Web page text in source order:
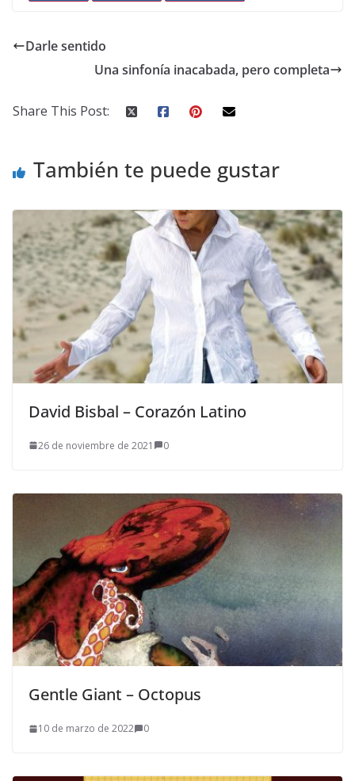
Darle sentido
Una sinfonía inacabada, pero completa
Share This Post:
También te puede gustar
David Bisbal – Corazón Latino
26 de noviembre de 2021 0
Gentle Giant – Octopus
10 de marzo de 2022 0